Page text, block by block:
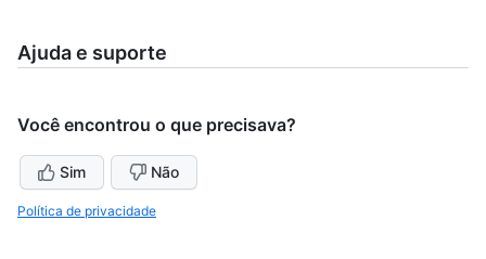
Ajuda e suporte
Você encontrou o que precisava?
Sim Não
Política de privacidade